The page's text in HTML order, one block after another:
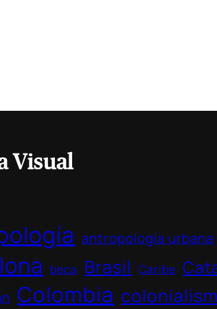
Visual
antropología urbana
beca Brasil Caribe
Colombia